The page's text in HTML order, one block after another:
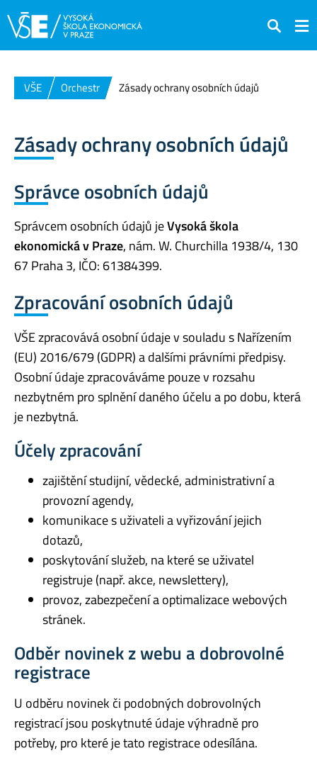
Hledat
VŠE Orchestr Zásady ochrany osobních údajů
Zásady ochrany osobních údajů
Správce osobních údajů
Správcem osobních údajů jeVysoká škola
ekonomická v Praze, nám. W. Churchilla 1938/4, 130
67 Praha 3, IČO: 61384399.
Zpracování osobních údajů
VŠE zpracovává osobní údaje v souladu s Nařízením
(EU) 2016/679 (GDPR) a dalšími právními předpisy.
Osobní údaje zpracováváme pouze v rozsahu
nezbytném pro splnění daného účelu a po dobu, která
je nezbytná.
Účely zpracování
zajištění studijní, vědecké, administrativní a
provozní agendy,
komunikace s uživateli a vyřizování jejich
dotazů,
poskytování služeb, na které se uživatel
registruje (např. akce, newslettery),
provoz, zabezpečení a optimalizace webových
stránek.
Odběr novinek z webu a dobrovolné
registrace
U odběru novinek či podobných dobrovolných
registrací jsou poskytnuté údaje výhradně pro
potřeby, pro které je tato registrace odesílána.